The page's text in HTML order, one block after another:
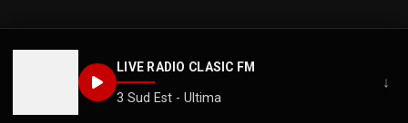
LIVE RADIO CLASIC FM
3 Sud Est - Ultima
↓